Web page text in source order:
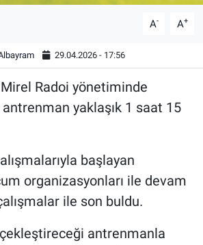
A- A+
29.04.2026 - 17:56
Radoi yönetiminde
yaklaşık 1 saat 15
başlayan
organizasyonları ile devam
ile son buldu.
antrenmanla